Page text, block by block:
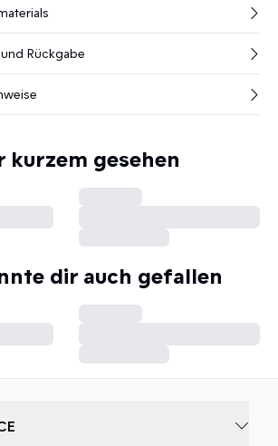
Rückgabe
kurzem gesehen
dir auch gefallen